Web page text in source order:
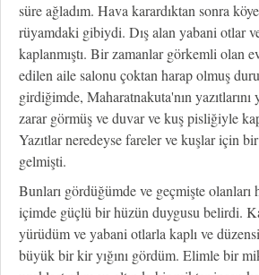
süre ağladım. Hava karardıktan sonra
rüyamdaki gibiydi. Dış alan yabani otlar
kaplanmıştı. Bir zamanlar görkemli olan
edilen aile salonu çoktan harap olmuş
girdiğimde, Maharatnakuta'nın
zarar görmüş ve duvar ve kuş pisliğiyle
Yazıtlar neredeyse fareler ve kuşlar için
gelmişti.
Bunları gördüğümde ve geçmişte olanları
içimde güçlü bir hüzün duygusu belirdi.
yürüdüm ve yabani otlarla kaplı ve
büyük bir kir yığını gördüm. Elimle bir